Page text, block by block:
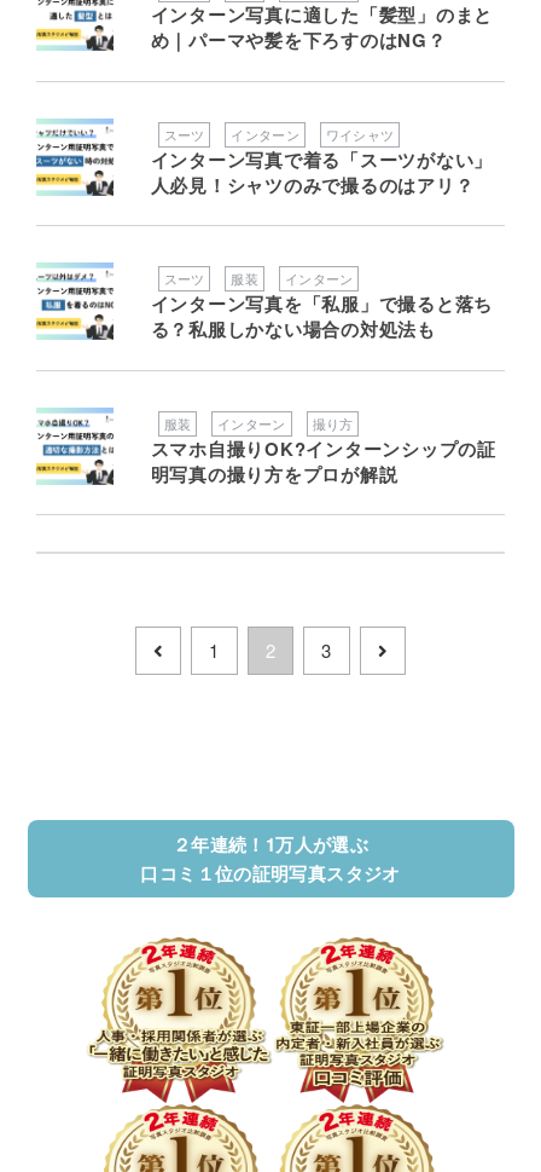
インターン写真に適した「髪型」のまと
め｜パーマや髪を下ろすのはNG？
スーツ インターン ワイシャツ
インターン写真で着る「スーツがない」
人必見！シャツのみで撮るのはアリ？
スーツ 服装 インターン
インターン写真を「私服」で撮ると落ち
る？私服しかない場合の対処法も
服装 インターン 撮り方
スマホ自撮りOK?インターンシップの証
明写真の撮り方をプロが解説
1 2 3
２年連続！1万人が選ぶ
口コミ１位の証明写真スタジオ